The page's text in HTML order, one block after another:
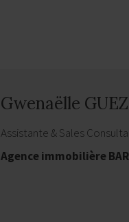
Gwenaëlle
Assistante & Sales
Agence immobilière